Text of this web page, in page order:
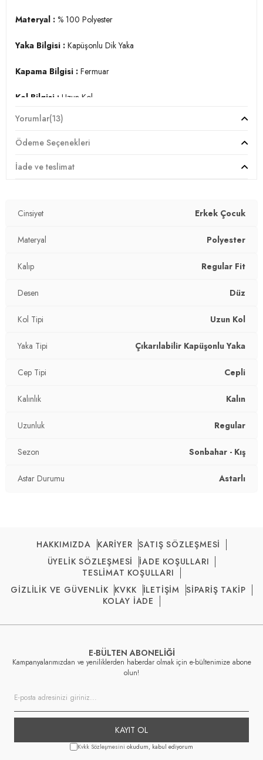
Materyal : % 100 Polyester
Yaka Bilgisi : Kapüşonlu Dik Yaka
Kapama Bilgisi : Fermuar
Kol Bilgisi : Uzun Kol
Cep Bilgisi :
Detay :
-Çıkarılabilir kapüşon
4DK15760024.65
Yorumlar(13)
Ödeme Seçenekleri
İade ve teslimat
Cinsiyet Erkek Çocuk
Materyal Polyester
Kalıp Regular Fit
Desen Düz
Kol Tipi Uzun Kol
Yaka Tipi Çıkarılabilir Kapüşonlu Yaka
Cep Tipi Cepli
Kalınlık Kalın
Uzunluk Regular
Sezon Sonbahar - Kış
Astar Durumu Astarlı
HAKKIMIZDA KARİYER SATIŞ SÖZLEŞMESİ
ÜYELİK SÖZLEŞMESİ
İADE KOŞULLARI
TESLİMAT KOŞULLARI
GİZLİLİK VE GÜVENLİK KVKK İLETİŞİM
SİPARİŞ TAKİP
KOLAY İADE
E-BÜLTEN ABONELİĞİ
Kampanyalarımızdan ve yeniliklerden haberdar olmak için e-bültenimize abone
olun!
KAYIT OL
Kvkk Sözleşmesini okudum, kabul ediyorum